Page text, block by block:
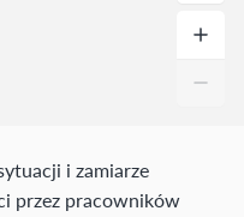
i zamiarze
przez pracowników